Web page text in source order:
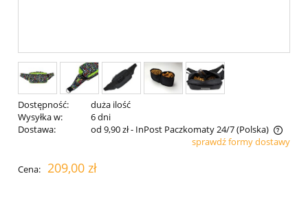
Dostępność:
duża ilość
Wysyłka w:
6 dni
Dostawa:
od 9,90 zł- InPost Paczkomaty 24/7(Polska)
Cena nie zawiera ewentualnych kosztów płatnościsprawdź formy dostawy
Cena: 209,00 zł